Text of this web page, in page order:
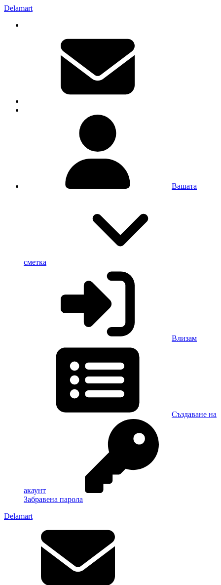
Delamart
Вашата
сметка
Влизам
Създаване на
акаунт
Забравена парола
Delamart